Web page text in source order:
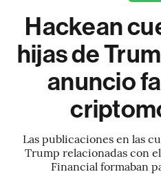
Hackean
hijas de
anuncio
Las publicaciones en las
Trump relacionadas con
Financial formaban